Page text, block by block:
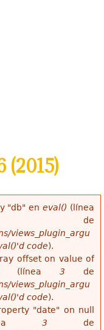
"db" eneval() (línea
views_plugin_argu
code).
offset on value of
(línea 3 de
views_plugin_argu
code).
"date" on null
3 de